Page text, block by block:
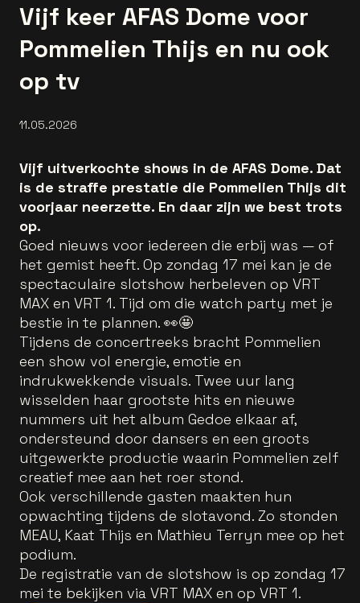
Vijf keer AFAS Dome voor
Pommelien Thijs en nu ook
op tv
11.05.2026
Vijf uitverkochte shows in de AFAS Dome. Dat
is de straffe prestatie die Pommelien Thijs dit
voorjaar neerzette. En daar zijn we best trots
op.
Goed nieuws voor iedereen die erbij was — of
het gemist heeft. Op zondag 17 mei kan je de
spectaculaire slotshow herbeleven op VRT
MAX en VRT 1. Tijd om die watch party met je
bestie in te plannen. 👀🤩
Tijdens de concertreeks bracht Pommelien
een show vol energie, emotie en
indrukwekkende visuals. Twee uur lang
wisselden haar grootste hits en nieuwe
nummers uit het album Gedoe elkaar af,
ondersteund door dansers en een groots
uitgewerkte productie waarin Pommelien zelf
creatief mee aan het roer stond.
Ook verschillende gasten maakten hun
opwachting tijdens de slotavond. Zo stonden
MEAU, Kaat Thijs en Mathieu Terryn mee op het
podium.
De registratie van de slotshow is op zondag 17
mei te bekijken via VRT MAX en op VRT 1.